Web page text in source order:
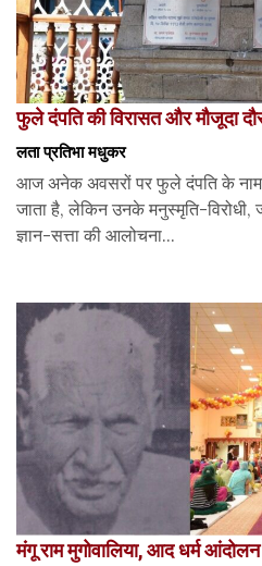
फुले दंपति की विरासत और मौजूदा
लता प्रतिभा मधुकर
आज अनेक अवसरों पर फुले दंपति के नाम
जाता है, लेकिन उनके मनुस्मृति-विरोधी,
ज्ञान-सत्ता की आलोचना...
मंगू राम मुगोवालिया, आद धर्म